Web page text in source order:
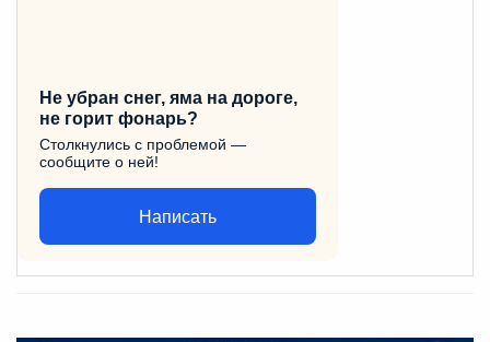
Не убран снег, яма на дороге,
не горит фонарь?
Столкнулись с проблемой —
сообщите о ней!
Написать